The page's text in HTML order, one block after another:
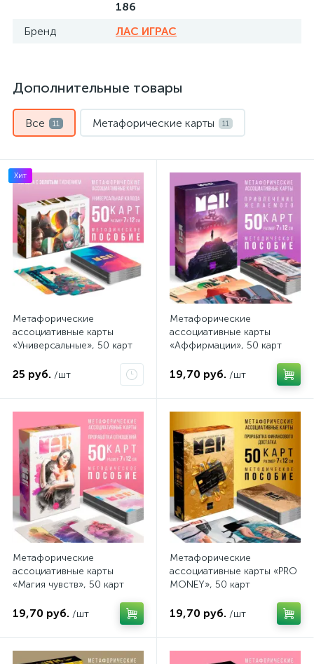
186
Бренд
ЛАС ИГРАС
Дополнительные товары
Все 11 Метафорические карты 11
Хит
Метафорические
ассоциативные карты
«Универсальные», 50 карт
25 руб. /шт
Метафорические
ассоциативные карты
«Аффирмации», 50 карт
19,70 руб. /шт
Метафорические
ассоциативные карты
«Магия чувств», 50 карт
19,70 руб. /шт
Метафорические
ассоциативные карты «PRO
MONEY», 50 карт
19,70 руб. /шт